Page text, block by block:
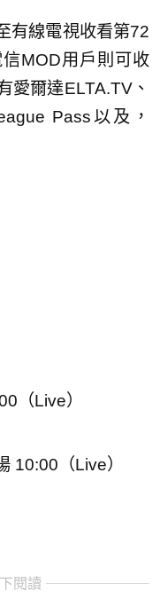
有線電視收看第72
MOD用戶則可收
愛爾達ELTA.TV、
Pass以及，
（Live）
10:00（Live）
閱讀